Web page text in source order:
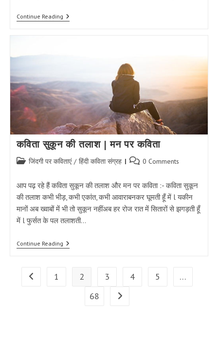
Continue Readingकलम
कविता सुकून की तलाश | मन पर कविता
Post जिंदगी पर कविताएं / हिंदी कविता संग्रह
Post 0 Comments
आप पढ़ रहे हैं कविता सुकून की तलाश और मन पर कविता :- कविता सुकून
की तलाश कभी भीड़, कभी एकांत, कभी आवाराबनकर घूमती हूँ में l यकीन
मानों अब ख्वाबों में भी तो सुकून नहींअब हर रोज रात में सितारों से झगड़ती हूँ
में l फुर्सत के पल तलाशती…
Continue Readingकविता
Go to the previous page
1 2 3 4 5
…
68
Go to the next page